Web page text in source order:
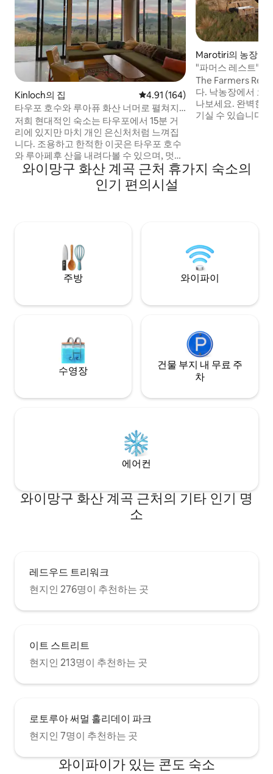
Kinloch의 집 평점 4.91점(5점 만점), 후기 164
4.91 (164)
타우포 호수와 루아퓨 화산 너머로 펼쳐지
는 아름다운 석양
저희 현대적인 숙소는 타우포에서 15분 거
리에 있지만 마치 개인 은신처처럼 느껴집
니다. 조용하고 한적한 이곳은 타우포 호수
와 루아페후 산을 내려다볼 수 있으며, 멋진
일몰을 감상할 수 있습니다. 일년 내내 이상
적이며, 바비큐 시설이 있는 야외 공간, 큰
창문, 양면 벽난로가 있습니다. 와카이포 베
않습니다(죄송하지만 게스트가 계속 가져
가서 지속적으로 교체하기 어렵습니다).
Marotiri의 농장 체
"파머스 레스트"-
일몰
The Farmers Rest
다. 낙농장에서 오
나보세요. 완벽한
기실 수 있습니다. 평화로운 낙농장 언덕 사
취하고 싶으신 분
한 휴양지를 제공합니다. 상쾌
와이망구 화산 계곡 근처 휴가지 숙소의
인기 편의시설
주방 와이파이
수영장
건물 부지 내 무료 주
차
에어컨
와이망구 화산 계곡 근처의 기타 인기 명
소
레드우드 트리워크
현지인 276명이 추천하는 곳
이트 스트리트
현지인 213명이 추천하는 곳
로토루아 써멀 홀리데이 파크
현지인 7명이 추천하는 곳
와이파이가 있는 콘도 숙소